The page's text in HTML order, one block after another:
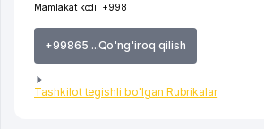
Mamlakat kodi: +998
+99865 ...Qo'ng'iroq qilish
Tashkilot tegishli bo'lgan Rubrikalar